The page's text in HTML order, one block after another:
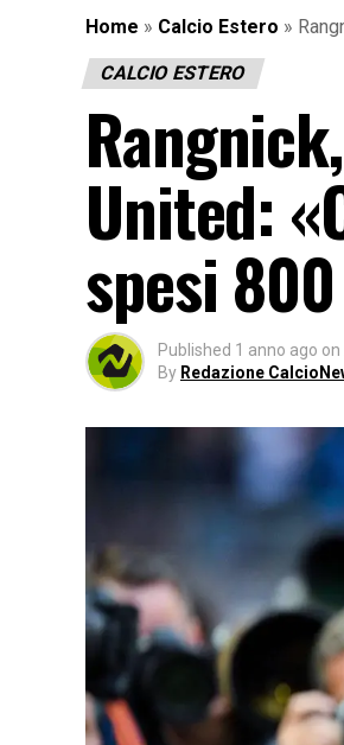
Home » Calcio Estero »
CALCIO ESTERO
United:
spesi
Published 1 anno ago on
By Redazione